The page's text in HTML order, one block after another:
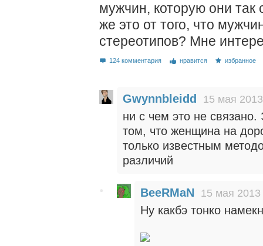
мужчин, которую они так
же это от того, что
стереотипов? Мне
124 комментария нравится избранное
Gwynnbleidd 15 мая
ни с чем это не связано.
том, что женщина на
только известным
различий
BeeRMaN 15 мая
Ну какбэ тонко